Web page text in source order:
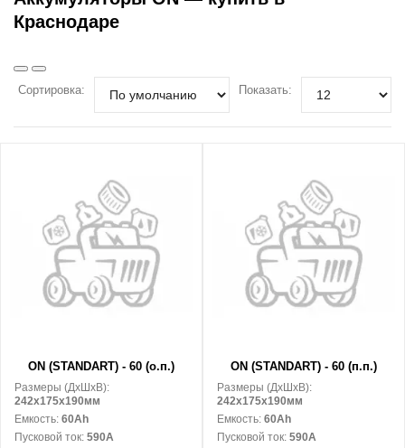
Краснодаре
Сортировка: Показать:
ON (STANDART) - 60 (о.п.)
Размеры (ДxШxВ):
242x175x190мм
Емкость: 60Ah
Пусковой ток: 590A
ON (STANDART) - 60 (п.п.)
Размеры (ДxШxВ):
242x175x190мм
Емкость: 60Ah
Пусковой ток: 590A